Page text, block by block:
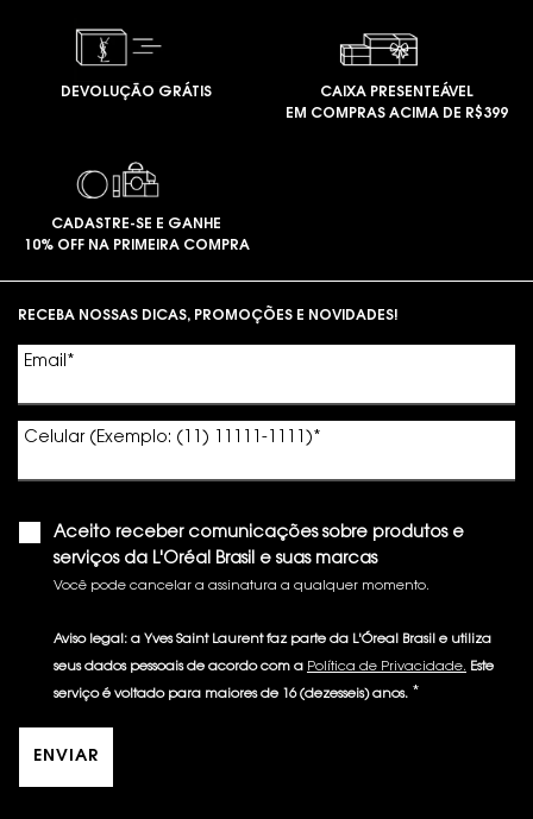
DEVOLUÇÃO GRÁTIS
CAIXA PRESENTEÁVEL
EM COMPRAS ACIMA DE R$399
CADASTRE-SE E GANHE
10% OFF NA PRIMEIRA COMPRA
RECEBA NOSSAS DICAS, PROMOÇÕES E NOVIDADES!
Email *
Celular (Exemplo: (11) 11111-1111) *
Aceito receber comunicações sobre produtos e
serviços da L'Oréal Brasil e suas marcas
Você pode cancelar a assinatura a qualquer momento.​
Aviso legal: a Yves Saint Laurent faz parte da L'Óreal Brasil e utiliza
seus dados pessoais de acordo com a Política de Privacidade. Este
serviço é voltado para maiores de 16 (dezesseis) anos. *
ENVIAR